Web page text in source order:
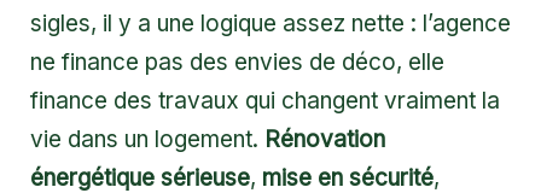
sigles, il y a une logique assez nette : l’agence
ne finance pas des envies de déco, elle
finance des travaux qui changent vraiment la
vie dans un logement. Rénovation
énergétique sérieuse, mise en sécurité,